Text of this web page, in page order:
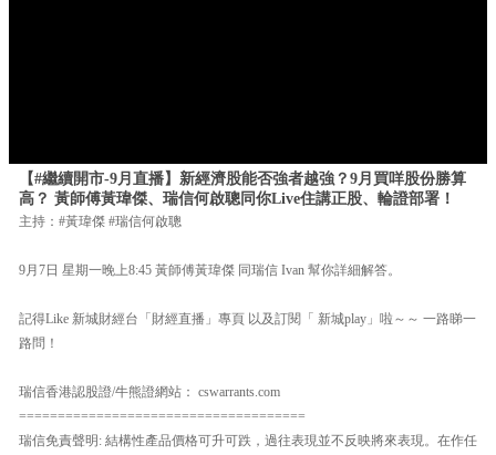
【#繼續開市-9月直播】新經濟股能否強者越強？9月買咩股份勝算
高？ 黃師傅黃瑋傑、瑞信何啟聰同你Live住講正股、輪證部署！
主持：#黃瑋傑 #瑞信何啟聰
9月7日 星期一晚上8:45 黃師傅黃瑋傑 同瑞信 Ivan 幫你詳細解答。
記得Like 新城財經台「財經直播」專頁 以及訂閱「 新城play」啦～～ 一路睇一
路問！
瑞信香港認股證/牛熊證網站： cswarrants.com
=====================================
瑞信免責聲明: 結構性產品價格可升可跌，過往表現並不反映將來表現。在作任